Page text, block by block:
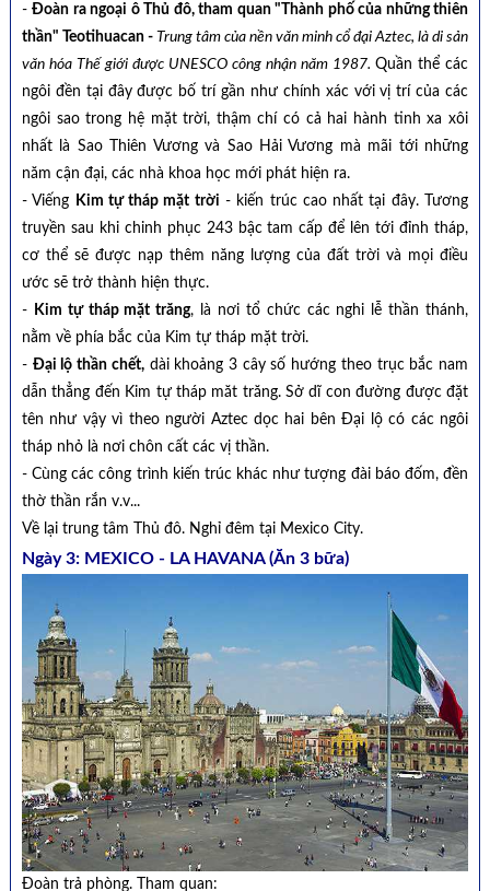
-Đoàn ra ngoại ô Thủ đô, tham quan "Thành phố của những thiên
thần" Teotihuacan - Trung tâm của nền văn minh cổ đại Aztec, là di sản
văn hóa Thế giới được UNESCO công nhận năm 1987.Quần thể các
ngôi đền tại đây được bố trí gần như chính xác với vị trí của các
ngôi sao trong hệ mặt trời, thậm chí có cả hai hành tinh xa xôi
nhất là Sao Thiên Vương và Sao Hải Vương mà mãi tới những
năm cận đại, các nhà khoa học mới phát hiện ra.
- Viếng
Kim tự tháp mặt trời - kiến trúc cao nhất tại đây. Tương
truyền sau khi chinh phục 243 bậc tam cấp để lên tới đỉnh tháp,
cơ thể sẽ được nạp thêm năng lượng của đất trời và mọi điều
ước sẽ trở thành hiện thực.
-
Kim tự tháp mặt trăng, là nơi tổ chức các nghi lễ thần thánh,
nằm về phía bắc của Kim tự tháp mặt trời.
- Đại lộ thần chết,dài khoảng 3 cây số hướng theo trục bắc nam
dẫn thẳng đến Kim tự tháp măt trăng. Sở dĩ con đường được đặt
tên như vậy vì theo người Aztec dọc hai bên Đại lộ có các ngôi
tháp nhỏ là nơi chôn cất các vị thần.
- Cùng các công trình kiến trúc khác như tượng đài báo đốm, đền
thờ thần rắn v.v...
Về lại trung tâm Thủ đô. Nghỉ đêm tại Mexico City.
Ngày 3: MEXICO - LA HAVANA (Ăn 3 bữa)
Đoàn trả phòng. Tham quan: